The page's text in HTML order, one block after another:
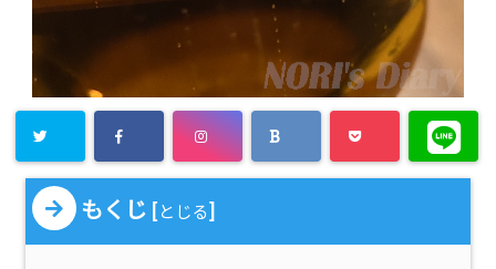
もくじ [とじる]